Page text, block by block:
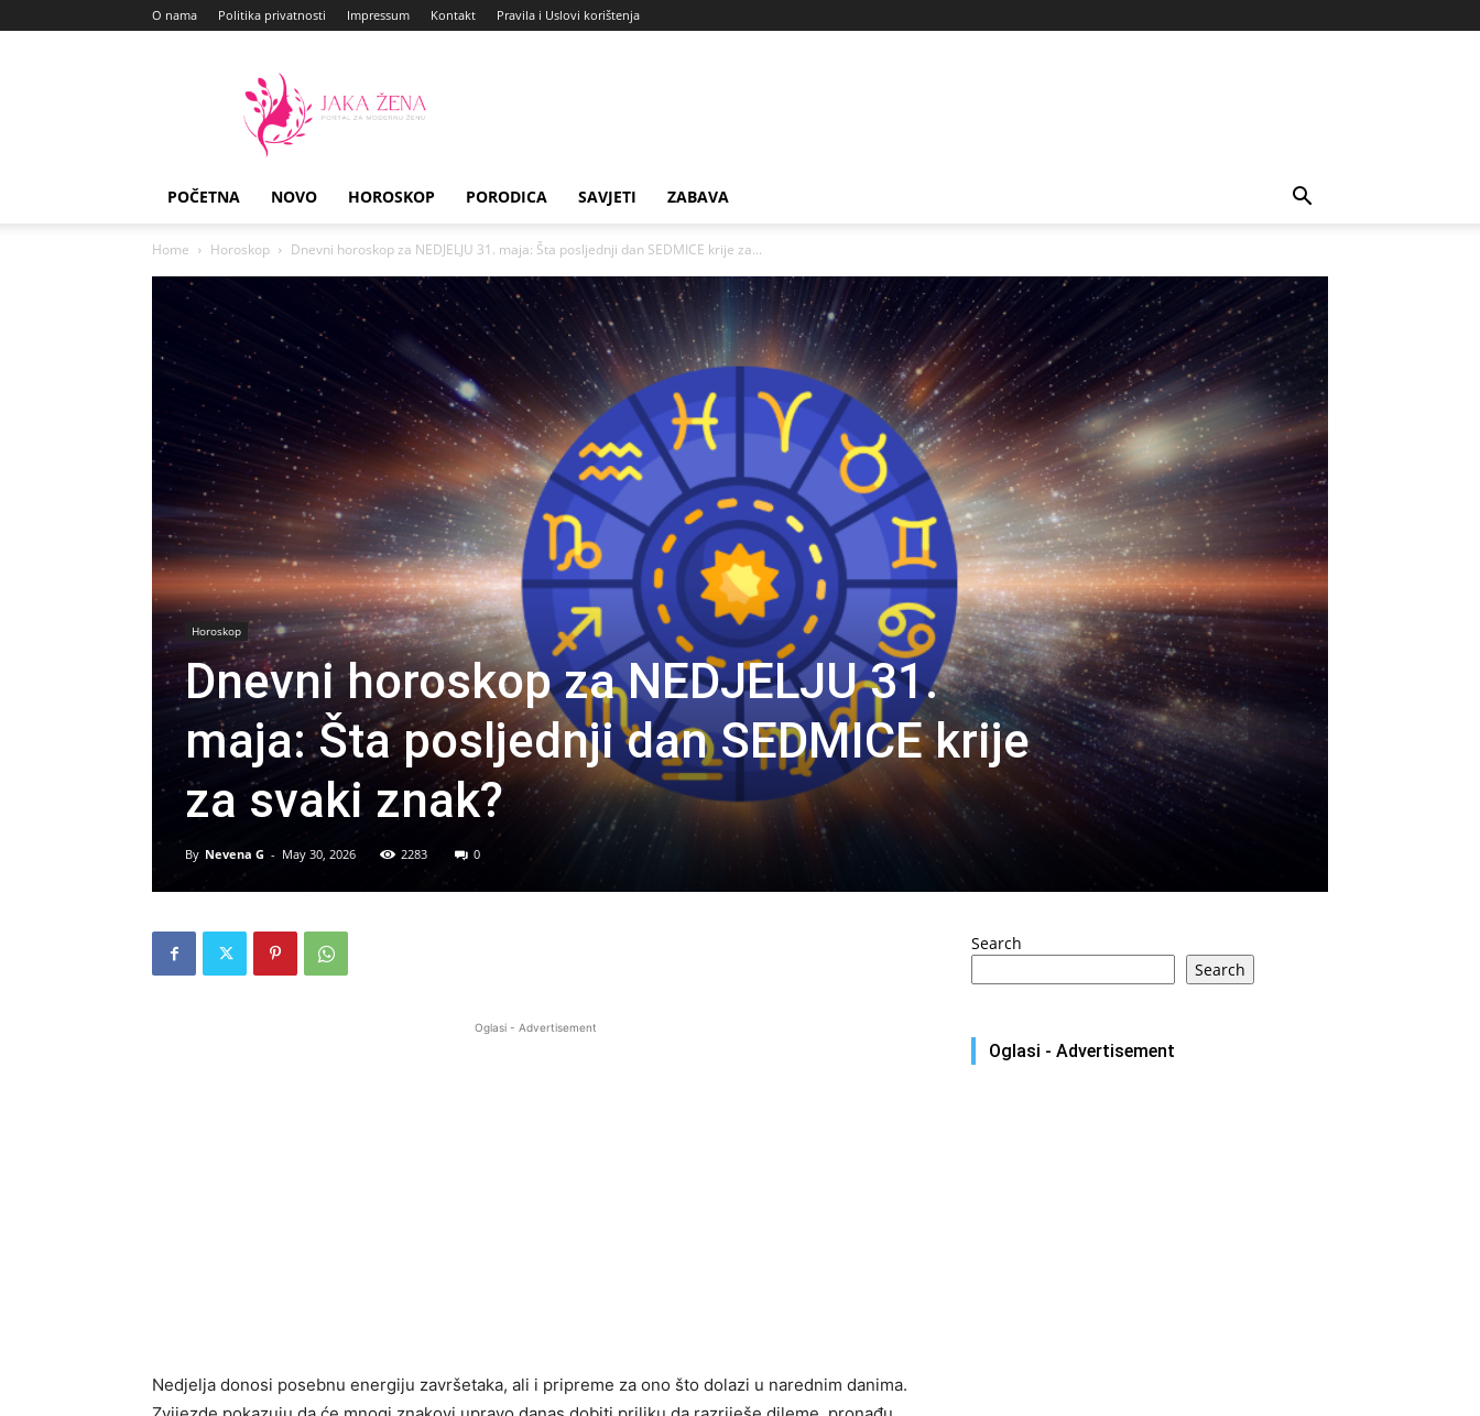
O nama Politika privatnosti Impressum Kontakt Pravila i Uslovi korištenja
Zena
POČETNA NOVO HOROSKOP PORODICA SAVJETI ZABAVA
Home Horoskop Dnevni horoskop za NEDJELJU 31. maja: Šta posljednji dan SEDMICE krije za...
Horoskop
Dnevni horoskop za NEDJELJU 31.
maja: Šta posljednji dan SEDMICE krije
za svaki znak?
By Nevena G - May 30, 2026 2283 0
Oglasi - Advertisement
Nedjelja donosi posebnu energiju završetaka, ali i pripreme za ono što dolazi u narednim danima.
Search
Search
Oglasi - Advertisement